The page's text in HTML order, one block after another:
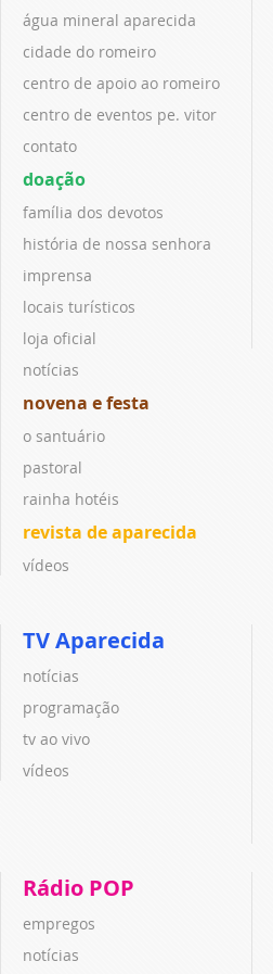
água mineral aparecida
cidade do romeiro
centro de apoio ao romeiro
centro de eventos pe. vitor
contato
doação
família dos devotos
história de nossa senhora
imprensa
locais turísticos
loja oficial
notícias
novena e festa
o santuário
pastoral
rainha hotéis
revista de aparecida
vídeos
TV Aparecida
notícias
programação
tv ao vivo
vídeos
Rádio POP
empregos
notícias